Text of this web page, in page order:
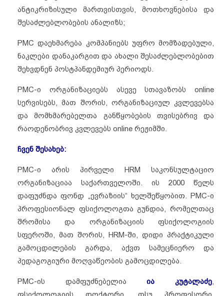
ანტიკრიზისული მართვისთვის, მოთხოვნებისა და
შესაძლებლობების ანალიზს;
PMC დაეხმარება კომპანიებს უფრო მომზადებული,
ნაკლები დანაკარგით და ახალი შესაძლებლობებით
შეხვდნენ პოსტპანდემიურ პერიოდს.
PMC-ი ორგანიზაციებს ასევე სთავაზობს online
სერვისებს, მათ შორის, ორგანიზაციულ კვლევებსა
და მომხმარებელთა განწყობების თვისებრივ და
რაოდენობრივ კვლევებს online რეჟიმში.
ჩვენ შესახებ:
PMC-ი არის პირველი HRM საკონსულტაციო
ორგანიზაციაა საქართველოში. ის 2000 წელს
დაფუძნდა ფონდ „ევრაზიის“ ხელშეწყობით. PMC-ი
პროფესიონალ ფსიქოლოგთა გუნდია, რომელთაც
შრომისა და ორგანიზაციის ფსიქოლოგიის
სფეროში, მათ შორის, HRM-ში, დიდი პრაქტიკული
გამოცდილების გარდა, აქვთ სამეცნიერო და
პედაგოგიური მოღვაწეობის გამოცდილება.
PMC-ის დამფუძნებელიაია კუტალაძე,